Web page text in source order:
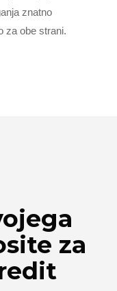
znatno
za obe strani.
za